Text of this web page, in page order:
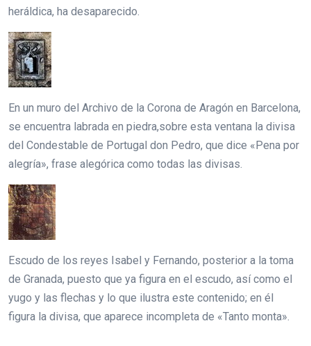
heráldica, ha desaparecido.
En un muro del Archivo de la Corona de Aragón en Barcelona,
se encuentra labrada en piedra,sobre esta ventana la divisa
del Condestable de Portugal don Pedro, que dice «Pena por
alegría», frase alegórica como todas las divisas.
Escudo de los reyes Isabel y Fernando, posterior a la toma
de Granada, puesto que ya figura en el escudo, así como el
yugo y las flechas y lo que ilustra este contenido; en él
figura la divisa, que aparece incompleta de «Tanto monta».